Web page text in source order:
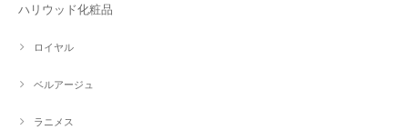
ハリウッド化粧品
ロイヤル
ベルアージュ
ラニメス